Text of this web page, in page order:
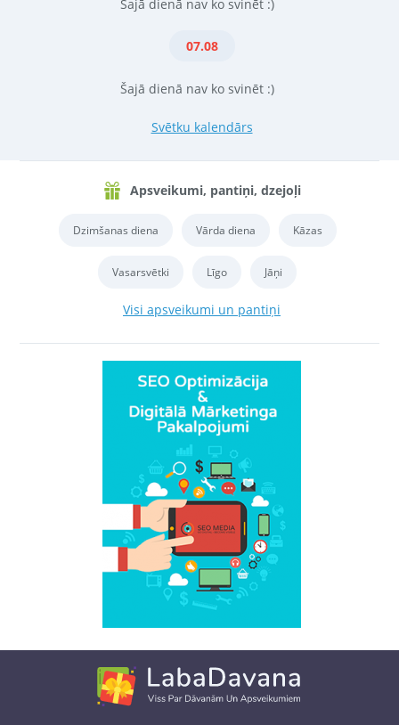
Šajā dienā nav ko svinēt :)
07.08
Šajā dienā nav ko svinēt :)
Svētku kalendārs
Apsveikumi, pantiņi, dzejoļi
Dzimšanas diena Vārda diena Kāzas
Vasarsvētki Līgo Jāņi
Visi apsveikumi un pantiņi